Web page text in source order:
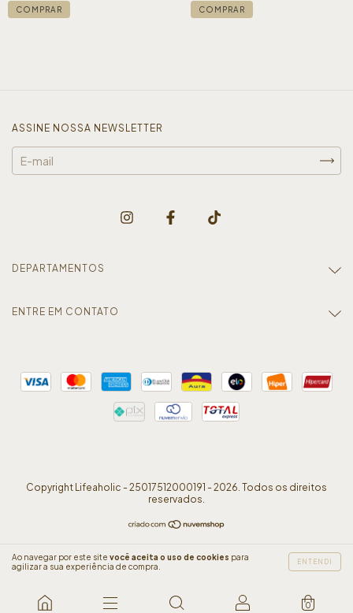
Ao navegar por este site você aceita o uso de cookies para
agilizar a sua experiência de compra.
ENTENDI
0
COMPRAR
ASSINE NOSSA NEWSLETTER
DEPARTAMENTOS
ENTRE EM CONTATO
Copyright Lifeaholic - 25017512000191 - 2026. Todos os direitos
reservados.